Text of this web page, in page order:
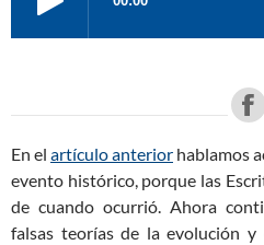
En el artículo anterior hablamos
evento histórico, porque las
de cuando ocurrió. Ahora
falsas teorías de la evolución y